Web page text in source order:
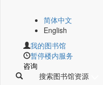
简体中文
English
我的图书馆
暂停楼内服务
咨询
搜索图书馆资源